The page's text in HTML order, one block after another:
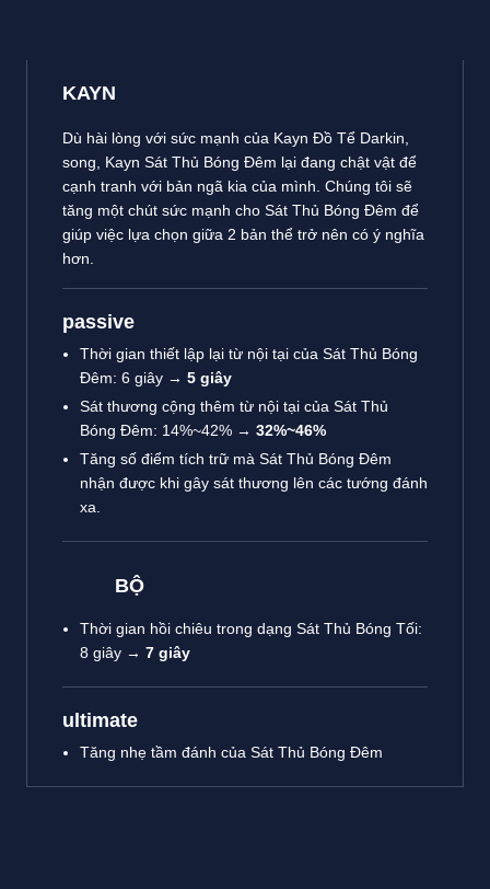
KAYN
Dù hài lòng với sức mạnh của Kayn Đồ Tể Darkin,
song, Kayn Sát Thủ Bóng Đêm lại đang chật vật để
cạnh tranh với bản ngã kia của mình. Chúng tôi sẽ
tăng một chút sức mạnh cho Sát Thủ Bóng Đêm để
giúp việc lựa chọn giữa 2 bản thể trở nên có ý nghĩa
hơn.
passive
Thời gian thiết lập lại từ nội tại của Sát Thủ Bóng
Đêm: 6 giây → 5 giây
Sát thương cộng thêm từ nội tại của Sát Thủ
Bóng Đêm: 14%~42% → 32%~46%
Tăng số điểm tích trữ mà Sát Thủ Bóng Đêm
nhận được khi gây sát thương lên các tướng đánh
xa.
BỘ
Thời gian hồi chiêu trong dạng Sát Thủ Bóng Tối:
8 giây → 7 giây
ultimate
Tăng nhẹ tầm đánh của Sát Thủ Bóng Đêm